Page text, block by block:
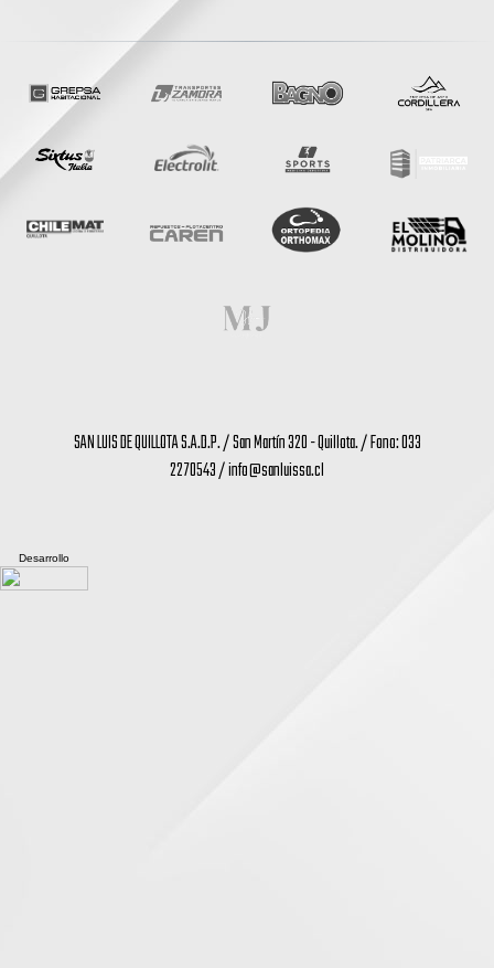
SAN LUIS DE QUILLOTA S.A.D.P. / San Martín 320 - Quillota. / Fono: 033
2270543 /info@sanluissa.cl
Desarrollo